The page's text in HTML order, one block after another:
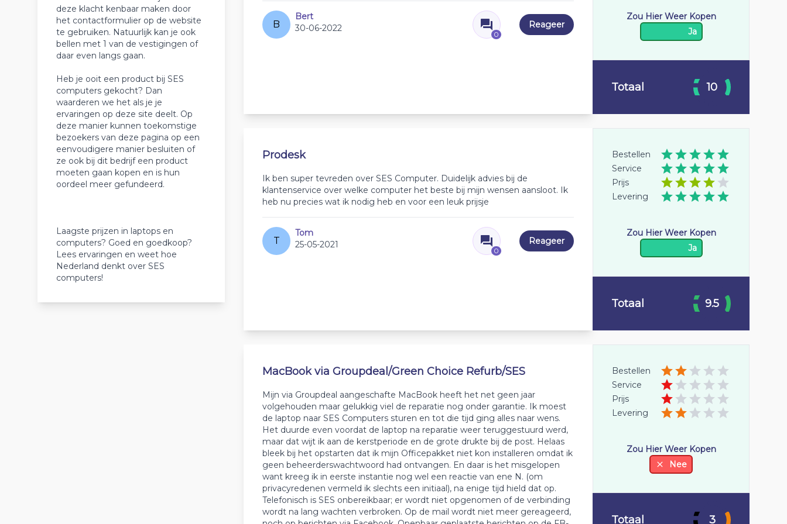
deze klacht kenbaar maken door
het contactformulier op de website
te gebruiken. Natuurlijk kan je ook
bellen met 1 van de vestigingen of
daar even langs gaan.
Heb je ooit een product bij SES
computers gekocht? Dan
waarderen we het als je je
ervaringen op deze site deelt. Op
deze manier kunnen toekomstige
bezoekers van deze pagina op een
eenvoudigere manier besluiten of
ze ook bij dit bedrijf een product
moeten gaan kopen en is hun
oordeel meer gefundeerd.
Laagste prijzen in laptops en
computers? Goed en goedkoop?
Lees ervaringen en weet hoe
Nederland denkt over SES
computers!
B
Bert
30-06-2022
0
Reageer
Zou Hier Weer Kopen
Ja
Totaal 10
Prodesk
Ik ben super tevreden over SES Computer. Duidelijk advies bij de
klantenservice over welke computer het beste bij mijn wensen aansloot. Ik
heb nu precies wat ik nodig heb en voor een leuk prijsje
T
Tom
25-05-2021
0
Reageer
Bestellen
Service
Prijs
Levering
Zou Hier Weer Kopen
Ja
Totaal 9.5
MacBook via Groupdeal/Green Choice Refurb/SES
Mijn via Groupdeal aangeschafte MacBook heeft het net geen jaar
volgehouden maar gelukkig viel de reparatie nog onder garantie. Ik moest
de laptop naar SES Computers sturen en tot die tijd ging alles naar wens.
Het duurde even voordat de laptop na reparatie weer teruggestuurd werd,
maar dat wijt ik aan de kerstperiode en de grote drukte bij de post. Helaas
bleek bij het opstarten dat ik mijn Officepakket niet kon installeren omdat ik
geen beheerderswachtwoord had ontvangen. En daar is het misgelopen
want kreeg ik in eerste instantie nog wel een reactie van ene N. (om
privacyredenen vermeld ik slechts een initiaal), na enige tijd hield dat op.
Telefonisch is SES onbereikbaar; er wordt niet opgenomen of de verbinding
wordt na lang wachten verbroken. Op de mail wordt niet meer gereageerd,
Bestellen
Service
Prijs
Levering
Zou Hier Weer Kopen
Nee
Totaal 3